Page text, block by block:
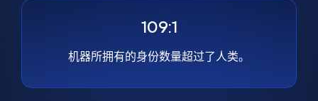
109:1
机器所拥有的身份数量超过了人类。